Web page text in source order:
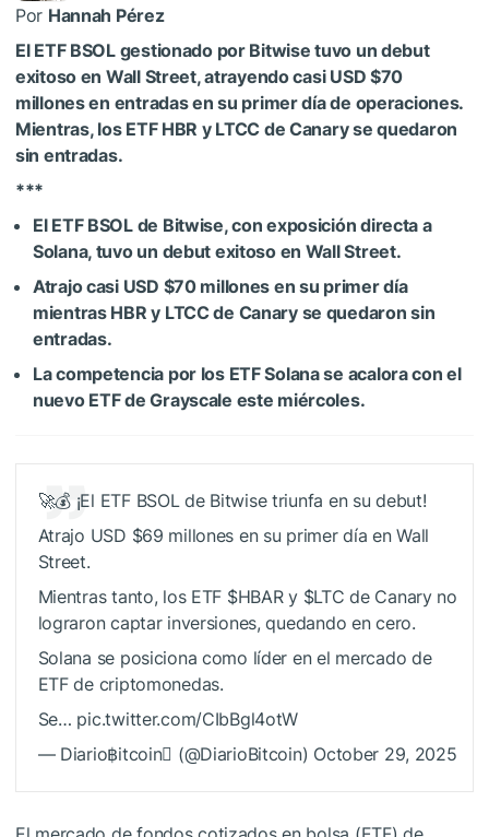
Por Hannah Pérez
El ETF BSOL gestionado por Bitwise tuvo un debut
exitoso en Wall Street, atrayendo casi USD $70
millones en entradas en su primer día de operaciones.
Mientras, los ETF HBR y LTCC de Canary se quedaron
sin entradas.
***
El ETF BSOL de Bitwise, con exposición directa a
Solana, tuvo un debut exitoso en Wall Street.
Atrajo casi USD $70 millones en su primer día
mientras HBR y LTCC de Canary se quedaron sin
entradas.
La competencia por los ETF Solana se acalora con el
nuevo ETF de Grayscale este miércoles.
🚀💰 ¡El ETF BSOL de Bitwise triunfa en su debut!
Atrajo USD $69 millones en su primer día en Wall
Street.
Mientras tanto, los ETF $HBARy $LTC de Canary no
lograron captar inversiones, quedando en cero.
Solana se posiciona como líder en el mercado de
ETF de criptomonedas.
Se… pic.twitter.com/CIbBgl4otW
— Diario฿itcoin (@DiarioBitcoin) October 29, 2025